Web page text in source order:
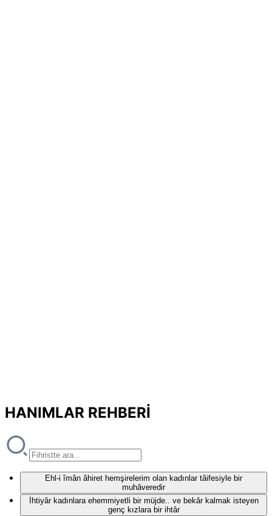
HANIMLAR REHBERİ
Ehl-i îmân âhiret hemşirelerim olan kadınlar tâifesiyle bir
muhâveredir
İhtiyâr kadınlara ehemmiyetli bir müjde.. ve bekâr kalmak isteyen
genç kızlara bir ihtâr